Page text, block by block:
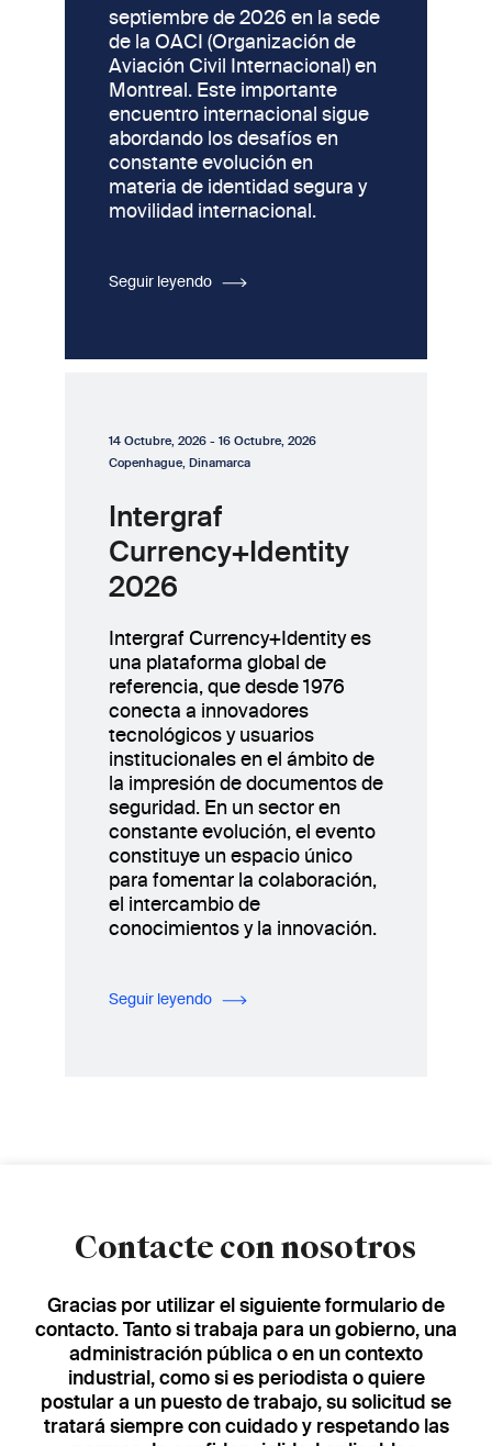
septiembre de 2026 en la sede
de la OACI (Organización de
Aviación Civil Internacional) en
Montreal. Este importante
encuentro internacional sigue
abordando los desafíos en
constante evolución en
materia de identidad segura y
movilidad internacional.
Seguir leyendo
14 Octubre, 2026 - 16 Octubre, 2026
Copenhague, Dinamarca
Intergraf
Currency+Identity
2026
Intergraf Currency+Identity es
una plataforma global de
referencia, que desde 1976
conecta a innovadores
tecnológicos y usuarios
institucionales en el ámbito de
la impresión de documentos de
seguridad. En un sector en
constante evolución, el evento
constituye un espacio único
para fomentar la colaboración,
el intercambio de
conocimientos y la innovación.
Seguir leyendo
Contacte con nosotros
Gracias por utilizar el siguiente formulario de
contacto. Tanto si trabaja para un gobierno, una
administración pública o en un contexto
industrial, como si es periodista o quiere
postular a un puesto de trabajo, su solicitud se
tratará siempre con cuidado y respetando las